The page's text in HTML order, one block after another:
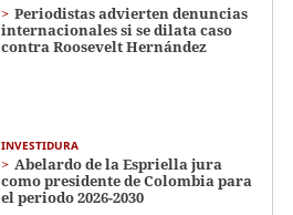
Periodistas advierten denuncias
internacionales si se dilata caso
contra Roosevelt Hernández
INVESTIDURA
Abelardo de la Espriella jura
como presidente de Colombia para
el periodo 2026-2030